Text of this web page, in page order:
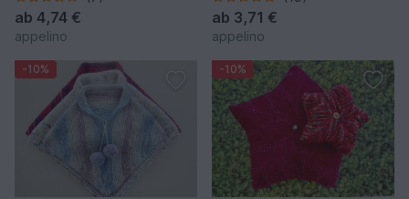
ab 4,74 €
appelino
ab 3,71 €
appelino
-10% -10%